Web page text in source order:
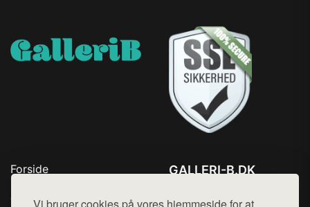
Forside
Top Rabatter
GALLERI-B.DK